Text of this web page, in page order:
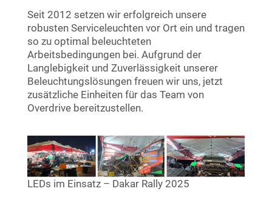
Seit 2012 setzen wir erfolgreich unsere
robusten Serviceleuchten vor Ort ein und tragen
so zu optimal beleuchteten
Arbeitsbedingungen bei. Aufgrund der
Langlebigkeit und Zuverlässigkeit unserer
Beleuchtungslösungen freuen wir uns, jetzt
zusätzliche Einheiten für das Team von
Overdrive bereitzustellen.
LEDs im Einsatz – Dakar Rally 2025